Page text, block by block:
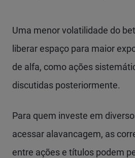
Uma menor volatilidade do
liberar espaço para maior
de alfa, como ações
discutidas posteriormente.
Para quem investe em
acessar alavancagem, as
entre ações e títulos podem